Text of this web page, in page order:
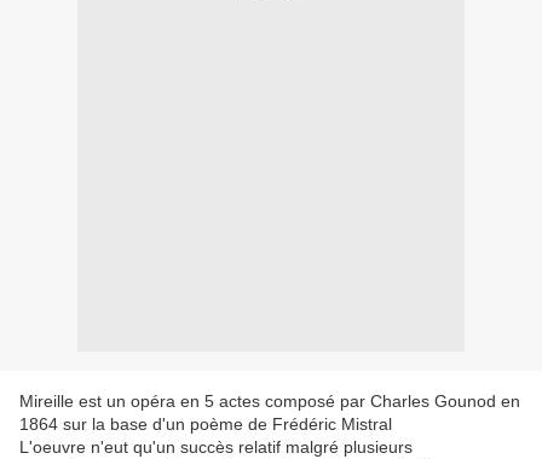
Mireille est un opéra en 5 actes composé par Charles Gounod en
1864 sur la base d'un poème de Frédéric Mistral
L'oeuvre n'eut qu'un succès relatif malgré plusieurs